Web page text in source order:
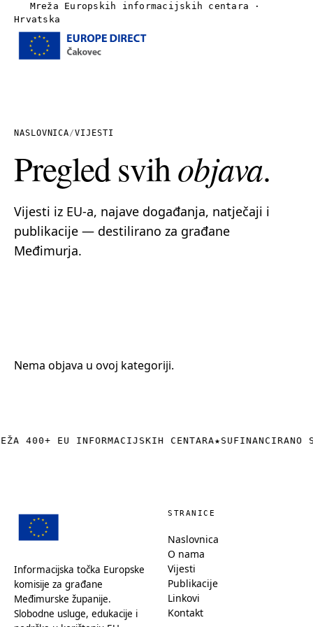
Mreža Europskih informacijskih centara ·
Hrvatska
Vijesti
Linkovi
NASLOVNICA/VIJESTI
Pregled svihobjava.
Vijesti iz EU-a, najave događanja, natječaji i
publikacije — destilirano za građane
Međimurja.
Nema objava u ovoj kategoriji.
400+ EU INFORMACIJSKIH CENTARA★ SUFINANCIRANO
Informacijska točka Europske
komisije za građane
Međimurske županije.
Slobodne usluge, edukacije i
STRANICE
Naslovnica
O nama
Vijesti
Publikacije
Linkovi
Kontakt